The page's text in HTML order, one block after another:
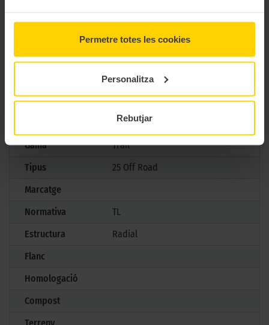
Permetre totes les cookies
Personalitza
Rebutjar
CARACTERÍSTIQUES TÈCNIQUES
Marca
Dunlop
Trailmax Mixtour
Mesures
150/70 R 18 70H TL
Darrera
Gama
Trail
Tipus
25 Off Road
Marcatge
Normativa
TL
Estructura
Radial
Flanc
Homologació
Compost